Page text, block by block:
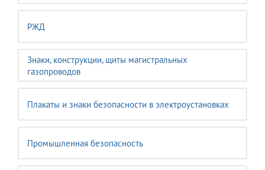
РЖД
Знаки, конструкции, щиты магистральных
газопроводов
Плакаты и знаки безопасности в электроустановках
Промышленная безопасность